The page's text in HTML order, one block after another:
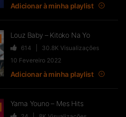
SLK, Gazo & Heuss L’enfoiré –
IMMERSION du clip “Unité”
99 7.2KVisualizações
Nssa…)
Adicionar à minha playlist
Louz Baby – Kitoko Na Yo
614 30.8K Visualizações
10 Fevereiro 2022
Adicionar à minha playlist
Yama Youno – Mes Hits